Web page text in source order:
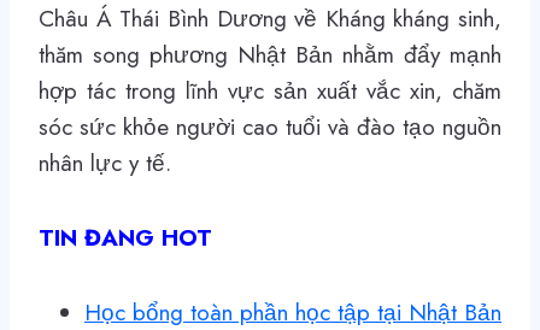
Châu Á Thái Bình Dương về Kháng kháng sinh,
thăm song phương Nhật Bản nhằm đẩy mạnh
hợp tác trong lĩnh vực sản xuất vắc xin, chăm
sóc sức khỏe người cao tuổi và đào tạo nguồn
nhân lực y tế.
TIN ĐANG HOT
Học bổng toàn phần học tập tại Nhật Bản